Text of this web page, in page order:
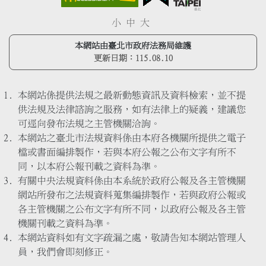
小 中 大
本網站由臺北市政府法務局維護
更新日期： 115.08.10
本網站係提供法規之最新動態資訊及資料檢索，並不提
供法規及法律諮詢之服務，如有法律上的疑義，建議您
可逕向發布法規之主管機關洽詢。
本網站之臺北市法規資料係由本府各機關所提供之電子
檔或書面編排製作，若與本府公報之公布文字有所不
同，以本府公報刊載之資料為準。
有關中央法規資料係由本系統於政府公報及各主管機關
網站所發布之法規資料蒐集編排製作，若與政府公報或
各主管機關之公布文字有所不同，以政府公報及各主管
機關刊載之資料為準。
本網站資料如有文字疏漏之處，敬請告知本網站管理人
員，我們會即刻修正。